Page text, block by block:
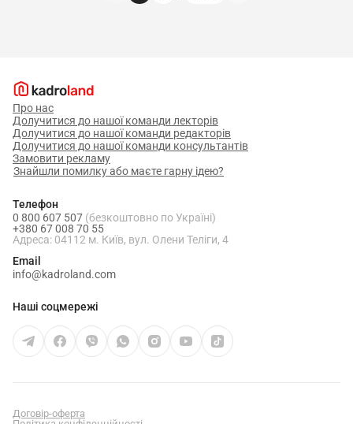
Про нас
Долучитися до нашої команди лекторів
Долучитися до нашої команди редакторів
Долучитися до нашої команди консультантів
Замовити рекламу
Знайшли помилку або маєте гарну ідею?
Телефон
0 800 607 507 (безкоштовно по Україні)
+380 67 008 70 55
Адреса: 04112 м. Київ, вул. Олени Теліги, 4
Email
info@kadroland.com
Наші соцмережі
Договір-оферта